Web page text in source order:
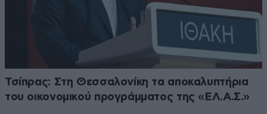
Τσίπρας: Στη Θεσσαλονίκη τα αποκαλυπτήρια
του οικονομικού προγράμματος της «ΕΛ.Α.Σ.»